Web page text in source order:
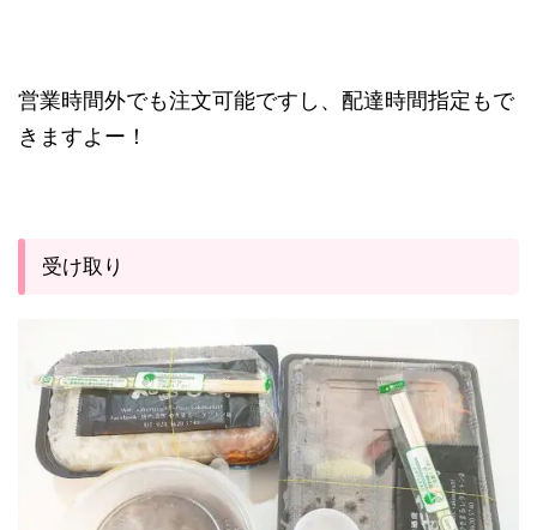
営業時間外でも注文可能ですし、配達時間指定もで
きますよー！
受け取り